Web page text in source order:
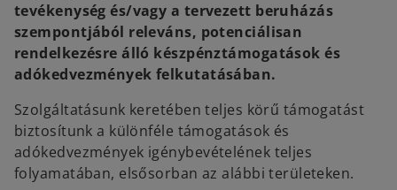
tevékenység és/vagy a tervezett beruházás
szempontjából releváns, potenciálisan
rendelkezésre álló készpénztámogatások és
adókedvezmények felkutatásában.
Szolgáltatásunk keretében teljes körű támogatást
biztosítunk a különféle támogatások és
adókedvezmények igénybevételének teljes
folyamatában, elsősorban az alábbi területeken.